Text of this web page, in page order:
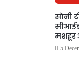
सोनी
मशहूर
5